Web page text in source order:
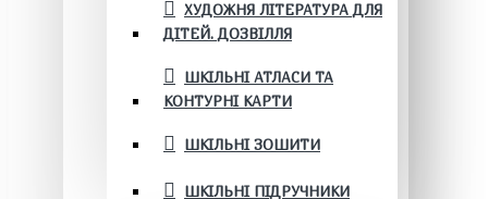
ХУДОЖНЯ ЛІТЕРАТУРА ДЛЯ
ДІТЕЙ. ДОЗВІЛЛЯ
ШКІЛЬНІ АТЛАСИ ТА
КОНТУРНІ КАРТИ
ШКІЛЬНІ ЗОШИТИ
ШКІЛЬНІ ПІДРУЧНИКИ